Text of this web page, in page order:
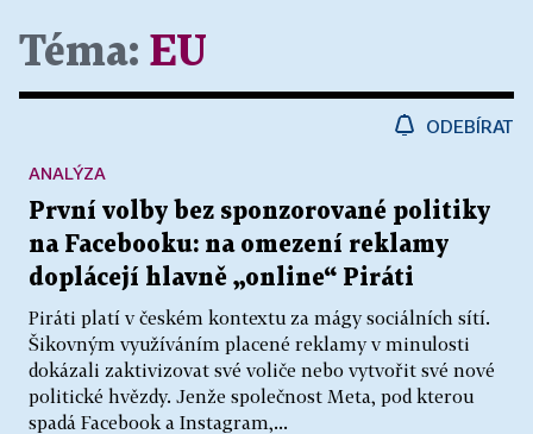
Téma: EU
ODEBÍRAT
První volby bez sponzorované politiky
na Facebooku: na omezení reklamy
doplácejí hlavně „online“ Piráti
Piráti platí v českém kontextu za mágy sociálních sítí.
Šikovným využíváním placené reklamy v minulosti
dokázali zaktivizovat své voliče nebo vytvořit své nové
politické hvězdy. Jenže společnost Meta, pod kterou
spadá Facebook a Instagram,...
ANALÝZA